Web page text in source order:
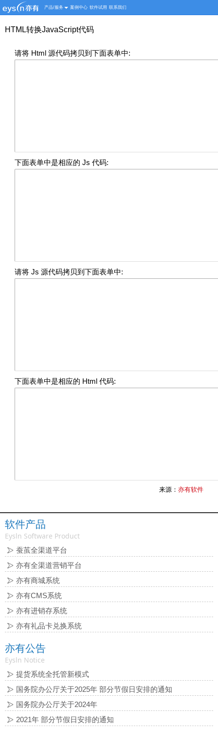
产品/服务 案例中心 软件试用 联系我们
HTML转换JavaScript代码
请将 Html 源代码拷贝到下面表单中:
下面表单中是相应的 Js 代码:
请将 Js 源代码拷贝到下面表单中:
下面表单中是相应的 Html 代码:
来源： 亦有软件
软件产品
Eysln Software Product
蚕茧全渠道平台
亦有全渠道营销平台
亦有商城系统
亦有CMS系统
亦有进销存系统
亦有礼品卡兑换系统
亦有公告
Eysln Notice
提货系统全托管新模式
国务院办公厅关于2025年 部分节假日安排的通知
国务院办公厅关于2024年
2021年 部分节假日安排的通知